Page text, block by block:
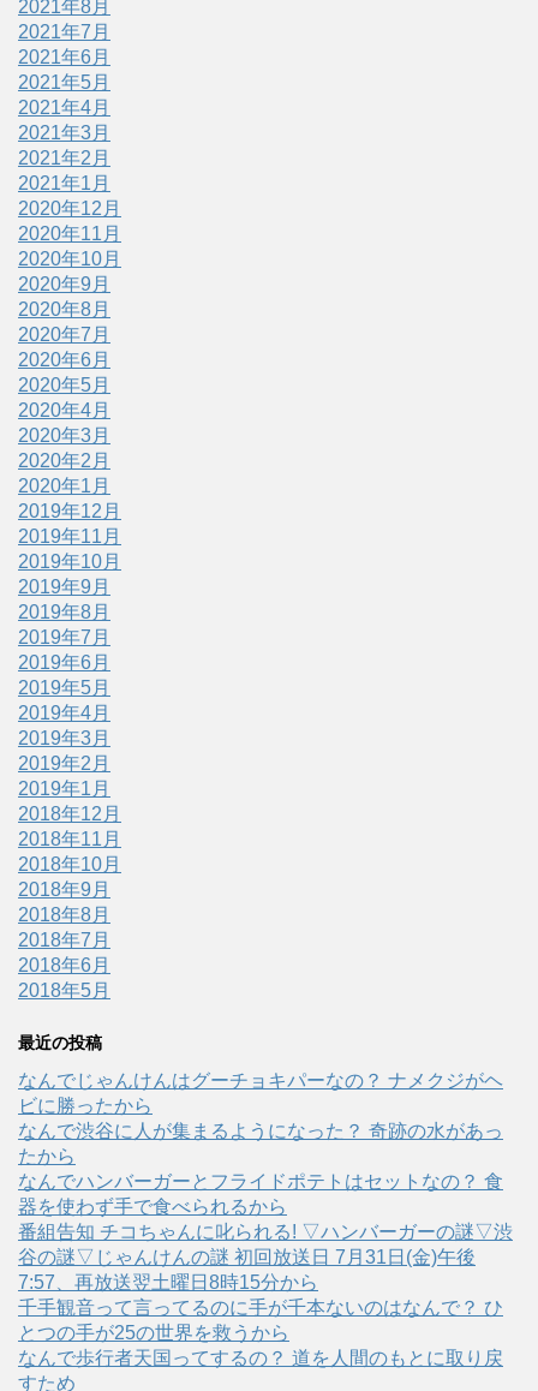
2021年8月
2021年7月
2021年6月
2021年5月
2021年4月
2021年3月
2021年2月
2021年1月
2020年12月
2020年11月
2020年10月
2020年9月
2020年8月
2020年7月
2020年6月
2020年5月
2020年4月
2020年3月
2020年2月
2020年1月
2019年12月
2019年11月
2019年10月
2019年9月
2019年8月
2019年7月
2019年6月
2019年5月
2019年4月
2019年3月
2019年2月
2019年1月
2018年12月
2018年11月
2018年10月
2018年9月
2018年8月
2018年7月
2018年6月
2018年5月
最近の投稿
なんでじゃんけんはグーチョキパーなの？ ナメクジがヘ
ビに勝ったから
なんで渋谷に人が集まるようになった？ 奇跡の水があっ
たから
なんでハンバーガーとフライドポテトはセットなの？ 食
器を使わず手で食べられるから
番組告知 チコちゃんに叱られる! ▽ハンバーガーの謎▽渋
谷の謎▽じゃんけんの謎 初回放送日 7月31日(金)午後
7:57、再放送翌土曜日8時15分から
千手観音って言ってるのに手が千本ないのはなんで？ ひ
とつの手が25の世界を救うから
なんで歩行者天国ってするの？ 道を人間のもとに取り戻
すため